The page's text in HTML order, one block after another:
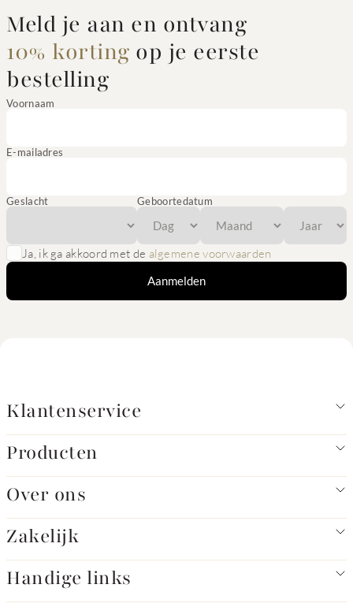
Meld je aan en ontvang
10% korting op je eerste
bestelling
Voornaam
E-mailadres
Geslacht Geboortedatum
Ja, ik ga akkoord met de algemene voorwaarden
Aanmelden
Klantenservice
Producten
Over ons
Zakelijk
Handige links